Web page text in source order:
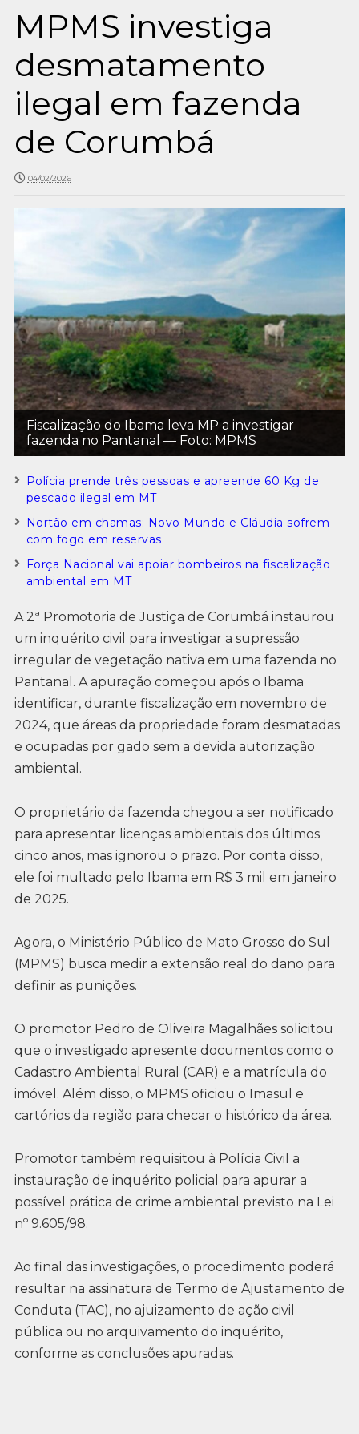
MPMS investiga
desmatamento
ilegal em fazenda
de Corumbá
04/02/2026
Fiscalização do Ibama leva MP a investigar
fazenda no Pantanal — Foto: MPMS
Polícia prende três pessoas e apreende 60 Kg de
pescado ilegal em MT
Nortão em chamas: Novo Mundo e Cláudia sofrem
com fogo em reservas
Força Nacional vai apoiar bombeiros na fiscalização
ambiental em MT
A 2ª Promotoria de Justiça de Corumbá instaurou
um inquérito civil para investigar a supressão
irregular de vegetação nativa em uma fazenda no
Pantanal. A apuração começou após o Ibama
identificar, durante fiscalização em novembro de
2024, que áreas da propriedade foram desmatadas
e ocupadas por gado sem a devida autorização
ambiental.
O proprietário da fazenda chegou a ser notificado
para apresentar licenças ambientais dos últimos
cinco anos, mas ignorou o prazo. Por conta disso,
ele foi multado pelo Ibama em R$ 3 mil em janeiro
de 2025.
Agora, o Ministério Público de Mato Grosso do Sul
(MPMS) busca medir a extensão real do dano para
definir as punições.
O promotor Pedro de Oliveira Magalhães solicitou
que o investigado apresente documentos como o
Cadastro Ambiental Rural (CAR) e a matrícula do
imóvel. Além disso, o MPMS oficiou o Imasul e
cartórios da região para checar o histórico da área.
Promotor também requisitou à Polícia Civil a
instauração de inquérito policial para apurar a
possível prática de crime ambiental previsto na Lei
nº 9.605/98.
Ao final das investigações, o procedimento poderá
resultar na assinatura de Termo de Ajustamento de
Conduta (TAC), no ajuizamento de ação civil
pública ou no arquivamento do inquérito,
conforme as conclusões apuradas.